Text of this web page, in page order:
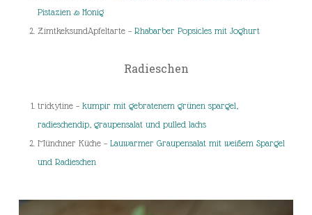
Pistazien & Honig
ZimtkeksundApfeltarte – Rhabarber Popsicles mit Joghurt
Radieschen
trickytine – kumpir mit gebratenem grünen spargel,
radieschendip, graupensalat und pulled lachs
Münchner Küche – Lauwarmer Graupensalat mit weißem Spargel
und Radieschen